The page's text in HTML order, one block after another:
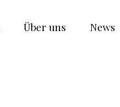
Über uns News